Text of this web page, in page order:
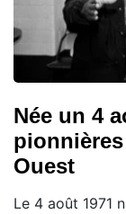
Née un 4
Ouest
Le 4 août 1971